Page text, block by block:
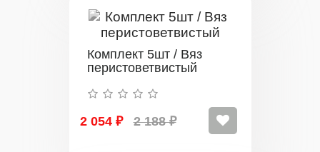
Комплект 5шт / Вяз
перистоветвистый
2 054 ₽ 2 188 ₽